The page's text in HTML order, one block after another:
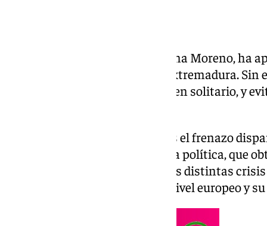
, Juanma Moreno, ha
seis meses, entre PP y Vox en Extremadura.
apuesta por lograr un gobierno en solitario, y
Estas declaraciones vienen tras el frenazo
que se sitúa como tercera fuerza política, que
Estos resultados son fruto de las distintas
político, la pérdida de fuerza a nivel europeo y